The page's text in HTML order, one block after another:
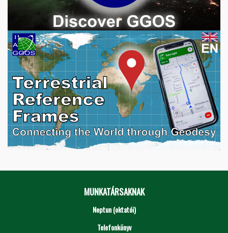
MUNKATÁRSAKNAK
Neptun (oktatói)
Telefonkönyv